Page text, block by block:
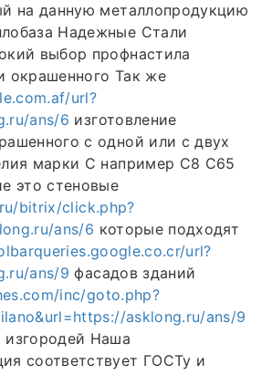
на данную металлопродукцию
Надежные Стали
выбор профнастила
окрашенного Так же
url?
ans/6 изготовление
с одной или с двух
марки С например С8 С65
это стеновые
bitrix/click.php?
ans/6 которые подходят
url?
ans/9 фасадов зданий
inc/goto.php?
asklong.ru/ans/9
Наша
соответствует ГОСТу и